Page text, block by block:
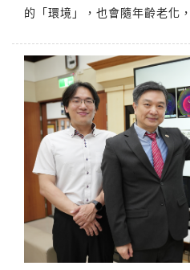
的「環境」，也會隨年齡老化，